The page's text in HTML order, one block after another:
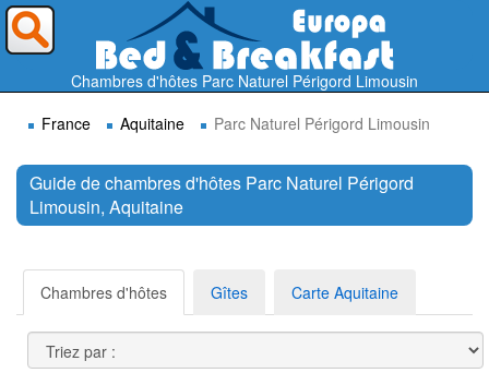
Chambres d'hôtes Parc Naturel Périgord Limousin
France
Aquitaine Parc Naturel Périgord Limousin
Guide de chambres d'hôtes Parc Naturel Périgord
Limousin, Aquitaine
Chambres d'hôtes Gîtes Carte Aquitaine
Où voulez-vous partir ?